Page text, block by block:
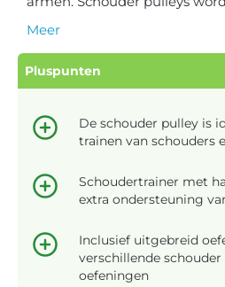
Meer
Pluspunten
De schouder pulley is
trainen van schouders
Schoudertrainer met
extra ondersteuning
Inclusief uitgebreid
verschillende
oefeningen